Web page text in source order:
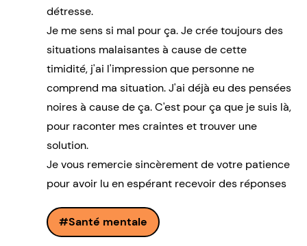
détresse.
Je me sens si mal pour ça. Je crée toujours des
situations malaisantes à cause de cette
timidité, j'ai l'impression que personne ne
comprend ma situation. J'ai déjà eu des pensées
noires à cause de ça. C'est pour ça que je suis là,
pour raconter mes craintes et trouver une
solution.
Je vous remercie sincèrement de votre patience
pour avoir lu en espérant recevoir des réponses
Santé mentale